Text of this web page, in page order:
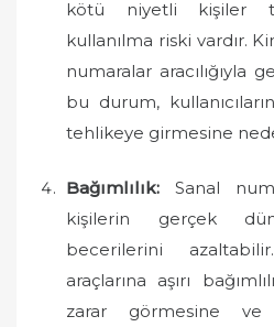
kötü niyetli kişiler
kullanılma riski vardır.
numaralar aracılığıyla
bu durum,
tehlikeye girmesine
Bağımlılık: Sanal
kişilerin gerçek
becerilerini
araçlarına aşırı
zarar görmesine ve